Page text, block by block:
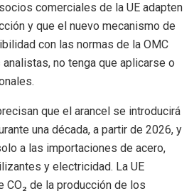
comerciales de la UE adapten
y que el nuevo mecanismo de
con las normas de la OMC
no tenga que aplicarse o
que el arancel se introducirá
una década, a partir de 2026, y
a las importaciones de acero,
y electricidad. La UE
CO₂ de la producción de los